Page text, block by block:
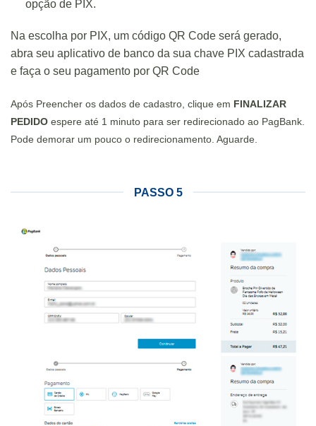
opção de PIX.
Na escolha por PIX, um código QR Code será gerado,
abra seu aplicativo de banco da sua chave PIX cadastrada
e faça o seu pagamento por QR Code
Após Preencher os dados de cadastro, clique em FINALIZAR
PEDIDO espere até 1 minuto para ser redirecionado ao PagBank.
Pode demorar um pouco o redirecionamento. Aguarde.
PASSO 5